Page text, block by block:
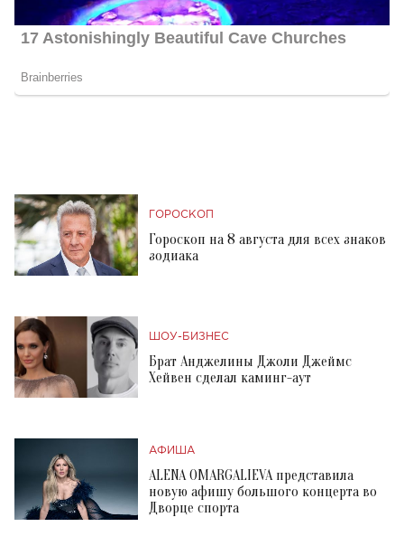
ГОРОСКОП
Гороскоп на 8 августа для всех знаков
зодиака
ШОУ-БИЗНЕС
Брат Анджелины Джоли Джеймс
Хейвен сделал каминг-аут
АФИША
ALENA OMARGALIEVA представила
новую афишу большого концерта во
Дворце спорта